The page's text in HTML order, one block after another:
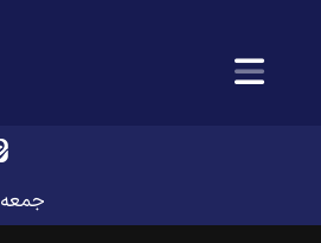
جمعه ۱۶ مرداد ۱۴۰۵ - ۱۵:۱۸